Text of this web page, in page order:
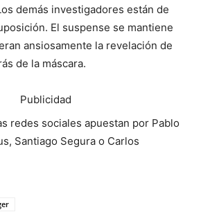
demás investigadores están de
El suspense se mantiene
ansiosamente la revelación de
de la máscara.
Publicidad
redes sociales apuestan por Pablo
Santiago Segura o Carlos